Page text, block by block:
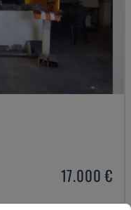
17.000 €